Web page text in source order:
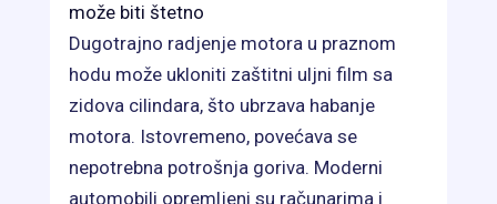
može biti štetno
Dugotrajno radjenje motora u praznom
hodu može ukloniti zaštitni uljni film sa
zidova cilindara, što ubrzava habanje
motora. Istovremeno, povećava se
nepotrebna potrošnja goriva. Moderni
automobili opremljeni su računarima i